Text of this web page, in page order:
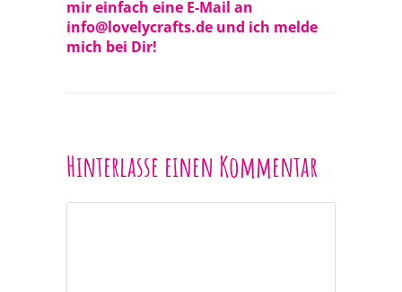
mir einfach eine E-Mail an
info@lovelycrafts.de und ich melde
mich bei Dir!
Hinterlasse einen Kommentar